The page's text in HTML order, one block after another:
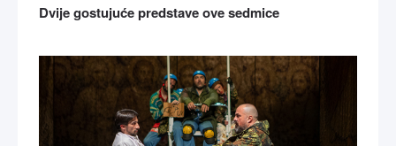
Dvije gostujuće predstave ove sedmice